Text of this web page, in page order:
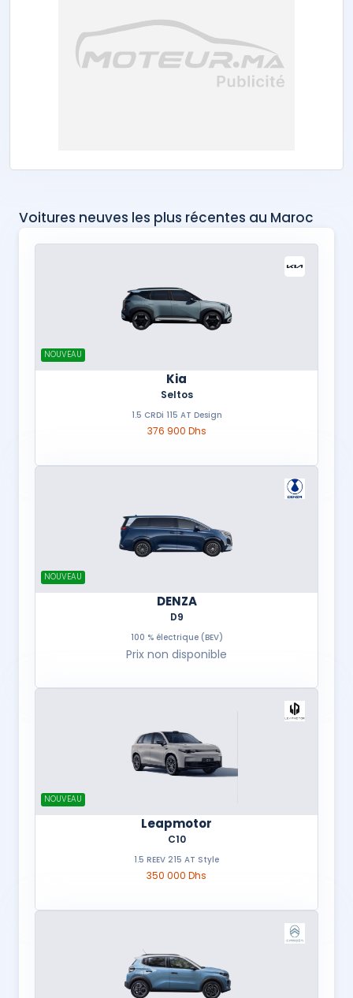
Voitures neuves les plus récentes au Maroc
NOUVEAU
Kia
Seltos
1.5 CRDi 115 AT Design
376 900 Dhs
NOUVEAU
DENZA
D9
100 % électrique (BEV)
Prix non disponible
NOUVEAU
Leapmotor
C10
1.5 REEV 215 AT Style
350 000 Dhs